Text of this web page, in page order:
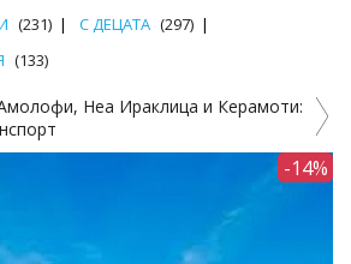
(231) С ДЕЦАТА (297)
(133)
Неа Ираклица и Керамоти:
-14%